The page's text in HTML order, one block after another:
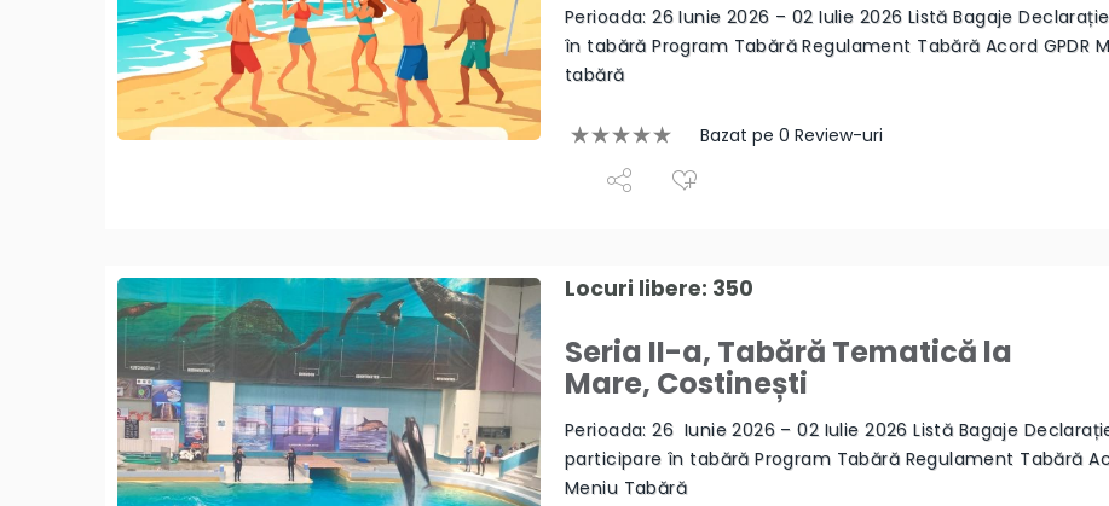
Perioada: 26 Iunie 2026 – 02 Iulie 2026 Listă Bagaje
în tabără Program Tabără Regulament Tabără Acord GPDR
tabără
Bazat pe 0 Review-uri
Locuri libere: 350
Seria II-a, Tabără Tematică la
Mare, Costinești
Perioada: 26 Iunie 2026 – 02 Iulie 2026 Listă Bagaje
participare în tabără Program Tabără Regulament Tabără
Meniu Tabără